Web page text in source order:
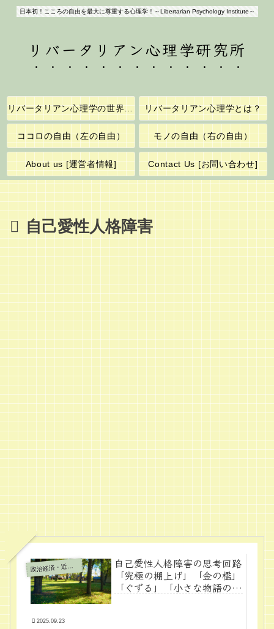
日本初！こころの自由を最大に尊重する心理学！～Libertarian Psychology Institute～
リバータリアン心理学研究所
リバータリアン心理学の世界へようこそ！ リバータリアン心理学とは？
ココロの自由（左の自由） モノの自由（右の自由）
About us [運営者情報] Contact Us [お問い合わせ]
自己愛性人格障害
政
治経済・近代学問
自己愛性人格障害の思考回路
「究極の棚上げ」「金の檻」
「ぐずる」「小さな物語のア
2025.09.23